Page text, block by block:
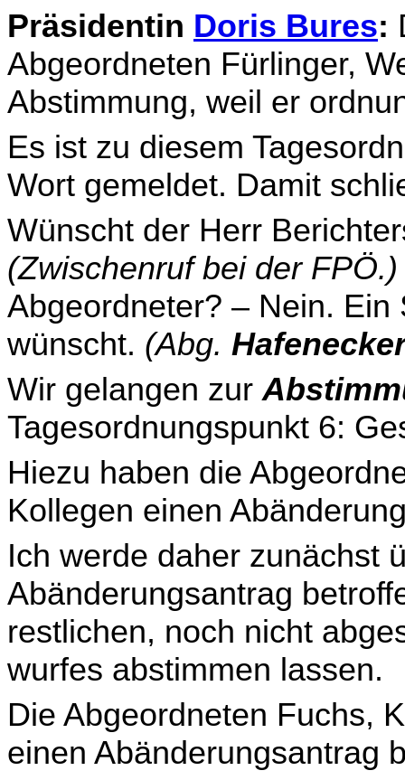
Präsidentin Doris Bures:
Abgeordneten Fürlinger,
Abstimmung, weil er
Es ist zu diesem
Wort gemeldet. Damit
Wünscht der Herr
(Zwischenruf bei der FPÖ.)
Abgeordneter? – Nein.
wünscht. (Abg.
Wir gelangen zur
Tagesordnungspunkt 6:
Hiezu haben die
Kollegen einen
Ich werde daher zunächst
Abänderungsantrag
restlichen, noch nicht
wurfes abstimmen lassen.
Die Abgeordneten Fuchs,
einen Abänderungsantrag